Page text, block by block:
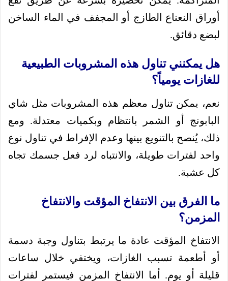
أوراق النعناع الطازج أو المجفف في الماء الساخن
لبضع دقائق.
هل يمكنني تناول هذه المشروبات الطبيعية
للغازات يومياً؟
نعم، يمكن تناول معظم هذه المشروبات مثل شاي
البابونج أو الشمر بانتظام وبكميات معتدلة. ومع
ذلك، يُنصح بالتنويع بينها وعدم الإفراط في تناول نوع
واحد لفترات طويلة، والانتباه لرد فعل جسمك تجاه
كل عشبة.
ما الفرق بين الانتفاخ المؤقت والانتفاخ
المزمن؟
الانتفاخ المؤقت عادة ما يرتبط بتناول وجبة دسمة
أو أطعمة تسبب الغازات، ويختفي خلال ساعات
قليلة أو يوم. أما الانتفاخ المزمن فيستمر لفترات